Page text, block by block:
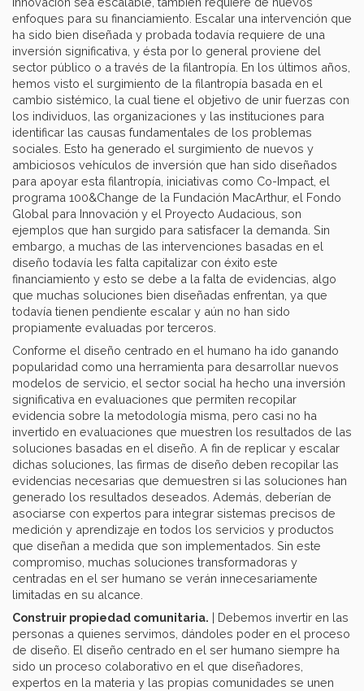
enfoques para su financiamiento. Escalar una intervención que
ha sido bien diseñada y probada todavía requiere de una
inversión significativa, y ésta por lo general proviene del
sector público o a través de la filantropía. En los últimos años,
hemos visto el surgimiento de la filantropía basada en el
cambio sistémico, la cual tiene el objetivo de unir fuerzas con
los individuos, las organizaciones y las instituciones para
identificar las causas fundamentales de los problemas
sociales. Esto ha generado el surgimiento de nuevos y
ambiciosos vehículos de inversión que han sido diseñados
para apoyar esta filantropía, iniciativas como Co-Impact, el
programa 100&Change de la Fundación MacArthur, el Fondo
Global para Innovación y el Proyecto Audacious, son
ejemplos que han surgido para satisfacer la demanda. Sin
embargo, a muchas de las intervenciones basadas en el
diseño todavía les falta capitalizar con éxito este
financiamiento y esto se debe a la falta de evidencias, algo
que muchas soluciones bien diseñadas enfrentan, ya que
todavía tienen pendiente escalar y aún no han sido
propiamente evaluadas por terceros.
Conforme el diseño centrado en el humano ha ido ganando
popularidad como una herramienta para desarrollar nuevos
modelos de servicio, el sector social ha hecho una inversión
significativa en evaluaciones que permiten recopilar
evidencia sobre la metodología misma, pero casi no ha
invertido en evaluaciones que muestren los resultados de las
soluciones basadas en el diseño. A fin de replicar y escalar
dichas soluciones, las firmas de diseño deben recopilar las
evidencias necesarias que demuestren si las soluciones han
generado los resultados deseados. Además, deberían de
asociarse con expertos para integrar sistemas precisos de
medición y aprendizaje en todos los servicios y productos
que diseñan a medida que son implementados. Sin este
compromiso, muchas soluciones transformadoras y
centradas en el ser humano se verán innecesariamente
limitadas en su alcance.
Construir propiedad comunitaria. | Debemos invertir en las
personas a quienes servimos, dándoles poder en el proceso
de diseño. El diseño centrado en el ser humano siempre ha
sido un proceso colaborativo en el que diseñadores,
expertos en la materia y las propias comunidades se unen